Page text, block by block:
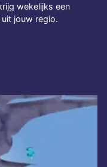
wekelijks een
jouw regio.